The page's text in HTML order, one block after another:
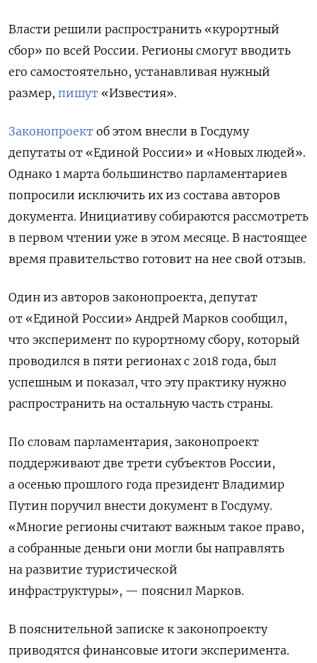
Власти решили распространить «курортный
сбор» по всей России. Регионы смогут вводить
его самостоятельно, устанавливая нужный
размер, пишут «Известия».
Законопроект об этом внесли в Госдуму
депутаты от «Единой России» и «Новых людей».
Однако 1 марта большинство парламентариев
попросили исключить их из состава авторов
документа. Инициативу собираются рассмотреть
в первом чтении уже в этом месяце. В настоящее
время правительство готовит на нее свой отзыв.
Один из авторов законопроекта, депутат
от «Единой России» Андрей Марков сообщил,
что эксперимент по курортному сбору, который
проводился в пяти регионах с 2018 года, был
успешным и показал, что эту практику нужно
распространить на остальную часть страны.
По словам парламентария, законопроект
поддерживают две трети субъектов России,
а осенью прошлого года президент Владимир
Путин поручил внести документ в Госдуму.
«Многие регионы считают важным такое право,
а собранные деньги они могли бы направлять
на развитие туристической
инфраструктуры», — пояснил Марков.
В пояснительной записке к законопроекту
приводятся финансовые итоги эксперимента.